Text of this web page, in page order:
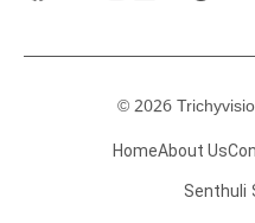
© 2026
HomeAbout Us
Senthuli